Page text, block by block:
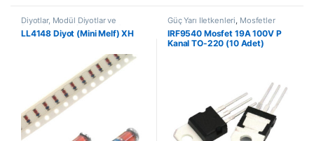
Diyotlar, Modül Diyotlar ve
Doğrultucular Genel Amaçlı
Diyotlar, Güç Yarı İletkenleri
LL4148 Diyot (Mini Melf) XH
Güç Yarı İletkenleri, Mosfetler
IRF9540 Mosfet 19A 100V P
Kanal TO-220 (10 Adet)